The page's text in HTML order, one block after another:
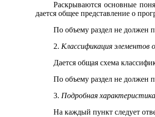
Раскрываются основные
дается общее представление о
По объему раздел не должен
2. Классификация элементов
Дается общая схема
По объему раздел не должен
3. Подробная
На каждый пункт следует